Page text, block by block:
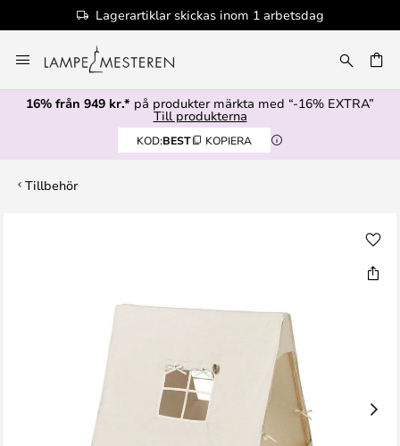
Lagerartiklar skickas inom 1 arbetsdag
till
innehållet
16% från 949 kr.* på produkter märkta med “-16% EXTRA”
Till produkterna
KOD:BEST KOPIERA
Tillbehör